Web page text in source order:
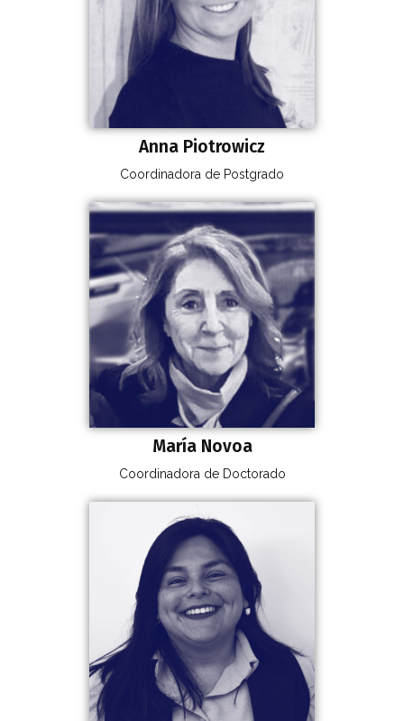
Anna Piotrowicz
Coordinadora de Postgrado
María Novoa
Coordinadora de Doctorado